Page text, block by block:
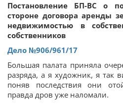
Постановление БП-ВС о
стороне договора аренды
недвижимостью в
собственников
Дело №906/961/17
Большая палата приняла
разряда, а я художник, я так
поняв последствия они
правда дров уже наломали.